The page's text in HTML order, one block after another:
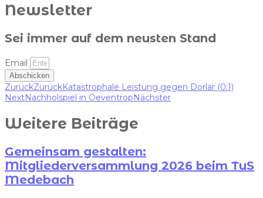
Newsletter
Sei immer auf dem neusten Stand
Email
Abschicken
ZurückZurückKatastrophale Leistung gegen Dorlar (0:1)
NextNachholspiel in OeventropNächster
Weitere Beiträge
Gemeinsam gestalten:
Mitgliederversammlung 2026 beim TuS
Medebach